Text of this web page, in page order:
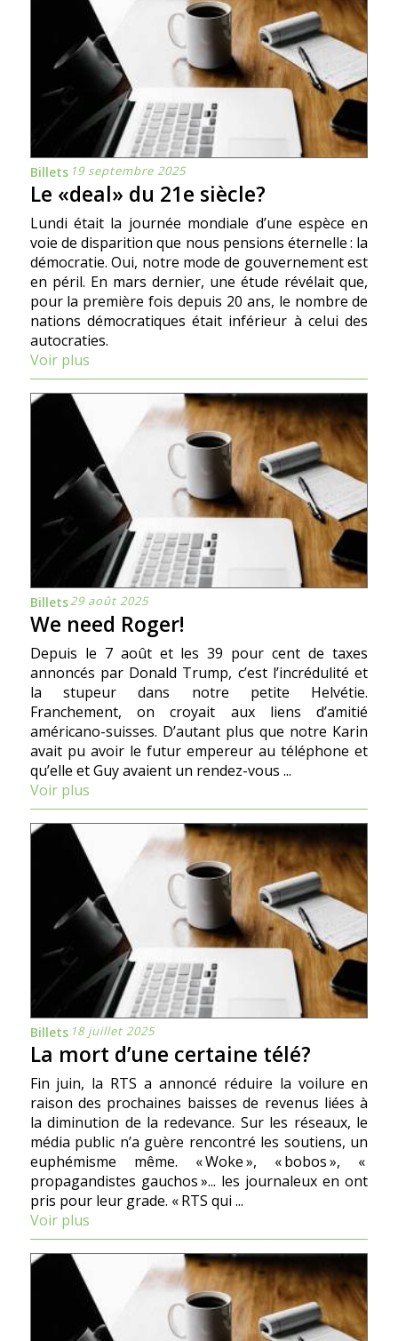
Billets 19 septembre 2025
Le «deal» du 21e siècle?
Lundi était la journée mondiale d’une espèce en
voie de disparition que nous pensions éternelle : la
démocratie. Oui, notre mode de gouvernement est
en péril. En mars dernier, une étude révélait que,
pour la première fois depuis 20 ans, le nombre de
nations démocratiques était inférieur à celui des
autocraties.
Voir plus
Billets29 août 2025
We need Roger!
Depuis le 7 août et les 39 pour cent de taxes
annoncés par Donald Trump, c’est l’incrédulité et
la stupeur dans notre petite Helvétie.
Franchement, on croyait aux liens d’amitié
américano-suisses. D’autant plus que notre Karin
avait pu avoir le futur empereur au téléphone et
qu’elle et Guy avaient un rendez-vous ...
Voir plus
Billets 18 juillet 2025
La mort d’une certaine télé?
Fin juin, la RTS a annoncé réduire la voilure en
raison des prochaines baisses de revenus liées à
la diminution de la redevance. Sur les réseaux, le
média public n’a guère rencontré les soutiens, un
euphémisme même. « Woke », « bobos », «
propagandistes gauchos »... les journaleux en ont
pris pour leur grade. « RTS qui ...
Voir plus